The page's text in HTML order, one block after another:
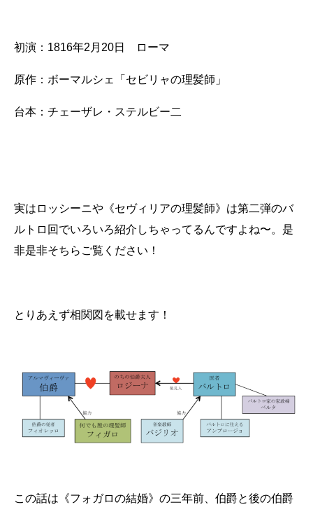
初演：1816年2月20日 ローマ
原作：ボーマルシェ「セビリャの理髪師」
台本：チェーザレ・ステルビー二
実はロッシーニや《セヴィリアの理髪師》は第二弾のバ
ルトロ回でいろいろ紹介しちゃってるんですよね〜。是
非是非そちらご覧ください！
とりあえず相関図を載せます！
この話は《フォガロの結婚》の三年前、伯爵と後の伯爵